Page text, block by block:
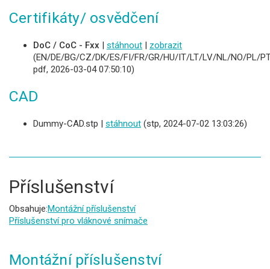
Certifikáty/ osvědčení
DoC / CoC - Fxx | stáhnout | zobrazit
(EN/DE/BG/CZ/DK/ES/FI/FR/GR/HU/IT/LT/LV/NL/NO/PL/
pdf, 2026-03-04 07:50:10)
CAD
Dummy-CAD.stp | stáhnout (stp, 2024-07-02 13:03:26)
Příslušenství
Obsahuje:Montážní příslušenství
Příslušenství pro vláknové snímače
Montážní příslušenství